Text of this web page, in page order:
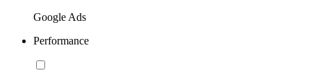
Google Ads
Performance